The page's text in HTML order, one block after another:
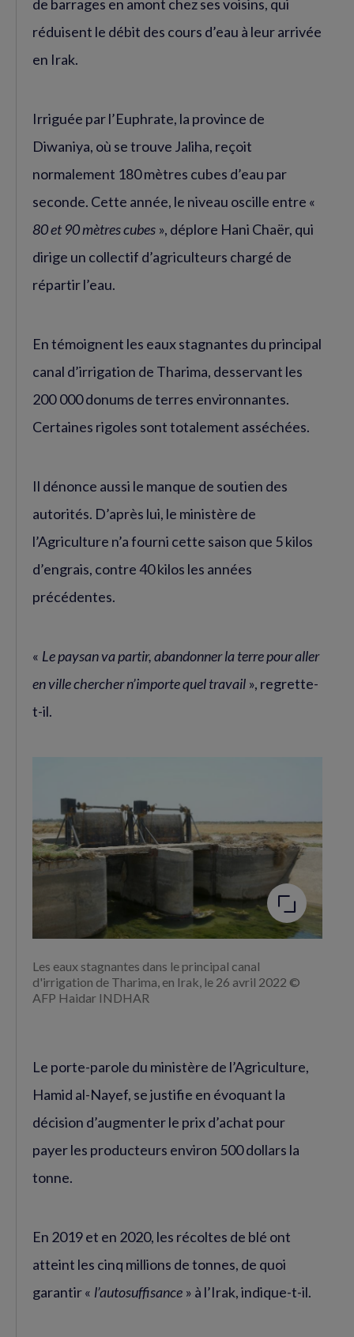
de barrages en amont chez ses voisins, qui
réduisent le débit des cours d’eau à leur arrivée
en Irak.
Irriguée par l’Euphrate, la province de
Diwaniya, où se trouve Jaliha, reçoit
normalement 180 mètres cubes d’eau par
seconde. Cette année, le niveau oscille entre «
80 et 90 mètres cubes », déplore Hani Chaër, qui
dirige un collectif d’agriculteurs chargé de
répartir l’eau.
En témoignent les eaux stagnantes du principal
canal d’irrigation de Tharima, desservant les
200 000 donums de terres environnantes.
Certaines rigoles sont totalement asséchées.
Il dénonce aussi le manque de soutien des
autorités. D’après lui, le ministère de
l’Agriculture n’a fourni cette saison que 5 kilos
d’engrais, contre 40 kilos les années
précédentes.
« Le paysan va partir, abandonner la terre pour aller
en ville chercher n’importe quel travail », regrette-
t-il.
Agrandir
Les eaux stagnantes dans le principal canal
d'irrigation de Tharima, en Irak, le 26 avril 2022 ©
AFP Haidar INDHAR
Le porte-parole du ministère de l’Agriculture,
Hamid al-Nayef, se justifie en évoquant la
décision d’augmenter le prix d’achat pour
payer les producteurs environ 500 dollars la
tonne.
En 2019 et en 2020, les récoltes de blé ont
atteint les cinq millions de tonnes, de quoi
garantir « l’autosuffisance » à l’Irak, indique-t-il.